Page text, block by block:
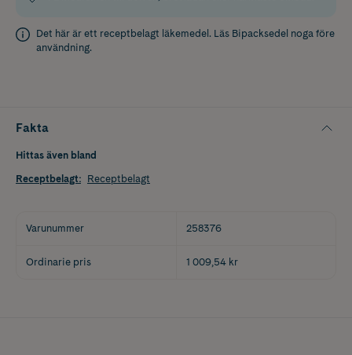
Det här är ett receptbelagt läkemedel. Läs Bipacksedel noga före
användning.
Fakta
Hittas även bland
Receptbelagt: Receptbelagt
Varunummer 258376
Ordinarie pris 1 009,54 kr